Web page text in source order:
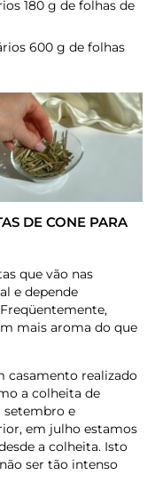
180 g de folhas de
600 g de folhas
DE CONE PARA
que vão nas
e depende
mais aroma do que
casamento realizado
a colheita de
setembro e
em julho estamos
a colheita. Isto
ser tão intenso